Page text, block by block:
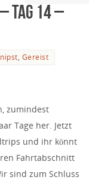
Tag 14 –
, Gereist
zumindest
Tage her. Jetzt
und ihr könnt
Fahrtabschnitt
sind zum Schluss